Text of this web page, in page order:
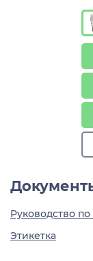
Руководство
Этикетка